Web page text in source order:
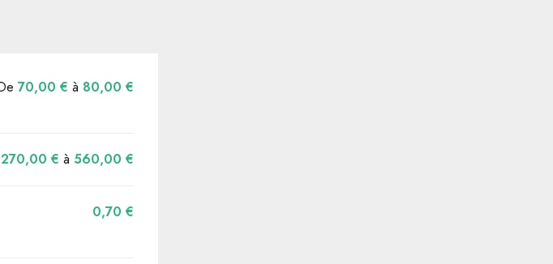
70,00 € à 80,00 €
270,00 € à 560,00 €
0,70 €